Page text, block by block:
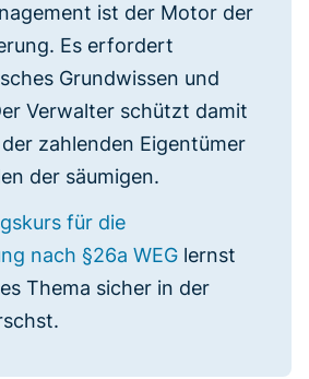
ist der Motor der
Es erfordert
Grundwissen und
Verwalter schützt damit
zahlenden Eigentümer
der säumigen.
für die
nach §26a WEG lernst
Thema sicher in der